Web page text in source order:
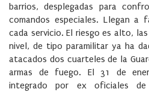
barrios, desplegadas para
comandos especiales. Llegan
cada servicio. El riesgo es alto,
nivel, de tipo paramilitar ya ha
atacados dos cuarteles de la
armas de fuego. El 31 de
integrado por ex oficiales de